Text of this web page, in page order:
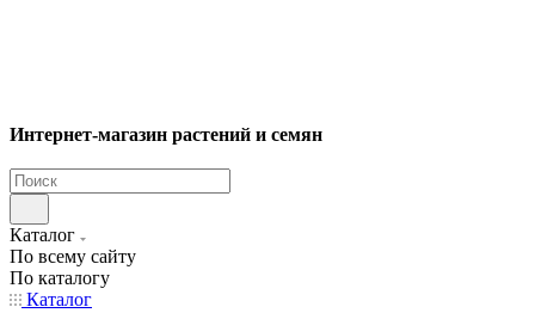
Интернет-магазин растений и семян
Каталог
По всему сайту
По каталогу
Каталог